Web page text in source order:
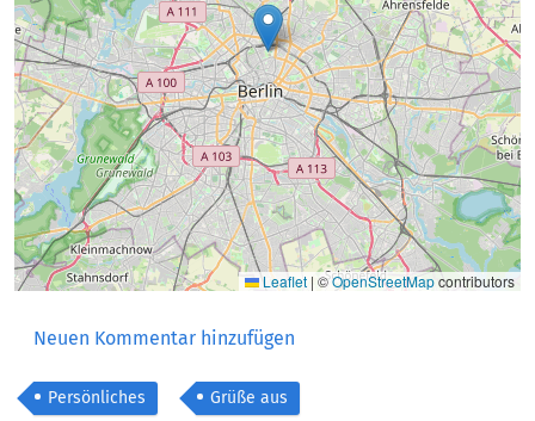
Leaflet | ©OpenStreetMapcontributors
Neuen Kommentar hinzufügen
Persönliches Grüße aus